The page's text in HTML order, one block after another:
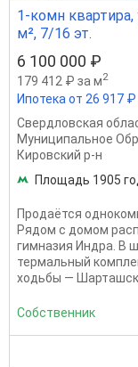
1-комн квартира,
м², 7/16 эт.
6 100 000 ₽
179 412 ₽ за м2
Ипотека от 26 917
Свердловская
Муниципальное
Кировский р-н
Площадь 1905
Продаётся
Рядом с домом
гимназия Индра. В
термальный
ходьбы —
Собственник